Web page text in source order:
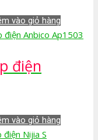
vào giỏ hàng
điện
vào giỏ hàng